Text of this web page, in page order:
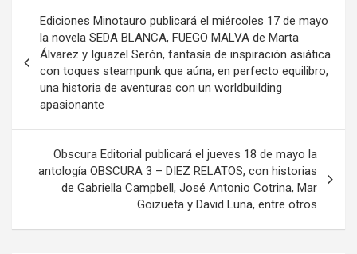
entradas
Ediciones Minotauro publicará el miércoles 17 de mayo
la novela SEDA BLANCA, FUEGO MALVA de Marta
Álvarez y Iguazel Serón, fantasía de inspiración asiática
con toques steampunk que aúna, en perfecto equilibro,
una historia de aventuras con un worldbuilding
apasionante
Obscura Editorial publicará el jueves 18 de mayo la
antología OBSCURA 3 – DIEZ RELATOS, con historias
de Gabriella Campbell, José Antonio Cotrina, Mar
Goizueta y David Luna, entre otros